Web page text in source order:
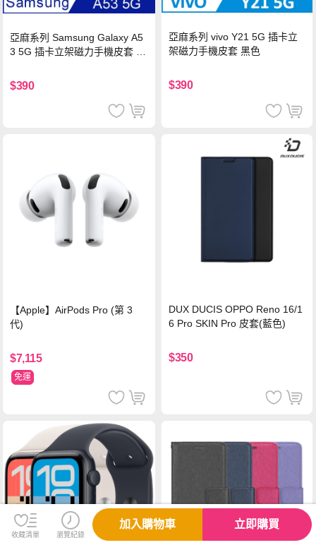
亞麻系列 Samsung Galaxy A5
3 5G 插卡立架磁力手機皮套 藍
$390
亞麻系列 vivo Y21 5G 插卡立
架磁力手機皮套 黑色
$390
【Apple】AirPods Pro (第 3
代)
$7,115
免運
DUX DUCIS OPPO Reno 16/1
6 Pro SKIN Pro 皮套(藍色)
$350
收藏清單 瀏覽紀錄
加入購物車 立即購買